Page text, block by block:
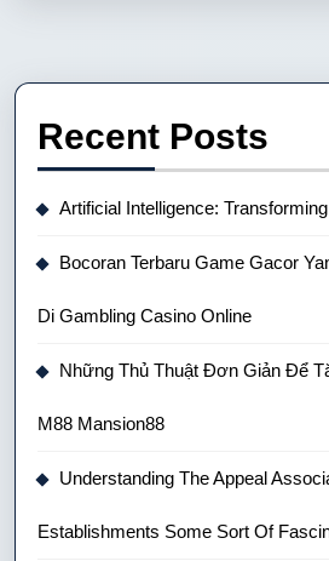
Recent Posts
Artificial Intelligence:
Bocoran Terbaru Game Gacor
Di Gambling Casino Online
Những Thủ Thuật Đơn Giản Để
M88 Mansion88
Understanding The Appeal
Establishments Some Sort Of